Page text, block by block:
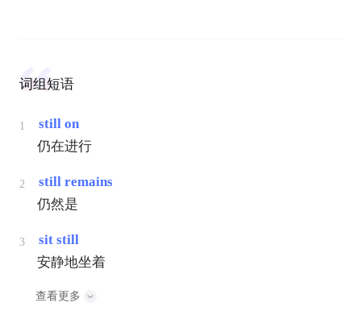
词组短语
1
still on
仍在进行
2
still remains
仍然是
3
sit still
安静地坐着
查看更多